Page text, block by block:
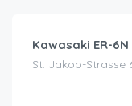
Kawasaki ER-6N
St. Jakob-Strasse